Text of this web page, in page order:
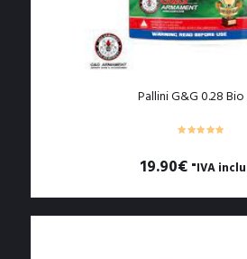
Pallini G&G 0.28 Bio
19.90€ "IVA